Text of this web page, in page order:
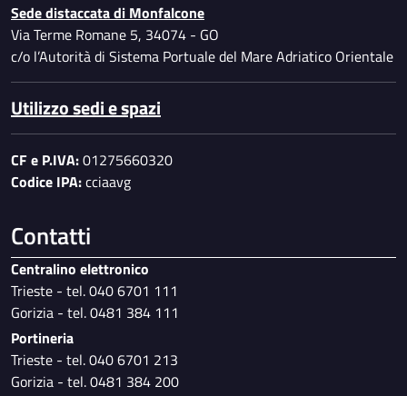
Sede distaccata di Monfalcone
Via Terme Romane 5, 34074 - GO
c/o l’Autorità di Sistema Portuale del Mare Adriatico Orientale
Utilizzo sedi e spazi
CF e P.IVA:01275660320
Codice IPA:cciaavg
Contatti
Centralino elettronico
Trieste - tel. 040 6701 111
Gorizia - tel. 0481 384 111
Portineria
Trieste - tel. 040 6701 213
Gorizia - tel. 0481 384 200